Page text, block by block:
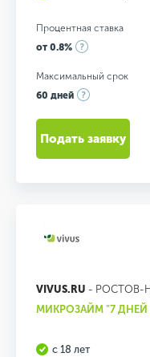
Процентная ставка
от 0.8%
Максимальный срок
60 дней
Подать заявку
VIVUS.RU - РОСТОВ-
МИКРОЗАЙМ "7 ДНЕЙ
с 18 лет